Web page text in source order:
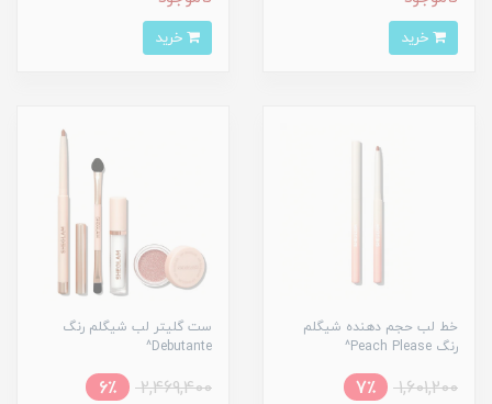
خط لب حجم دهنده شیگلم
رنگ Peach Please^
1,601,200
7٪
ست گلیتر لب شیگلم رنگ
Debutante^
2,469,400
6٪